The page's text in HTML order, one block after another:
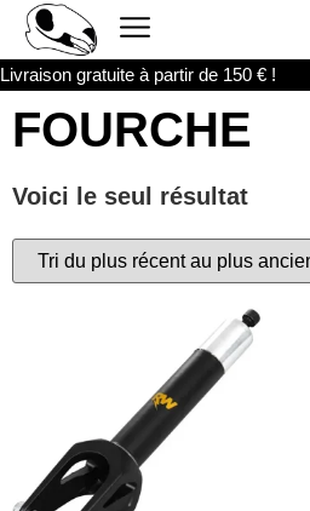
Livraison gratuite à partir de 150 € !
FOURCHE
Voici le seul résultat